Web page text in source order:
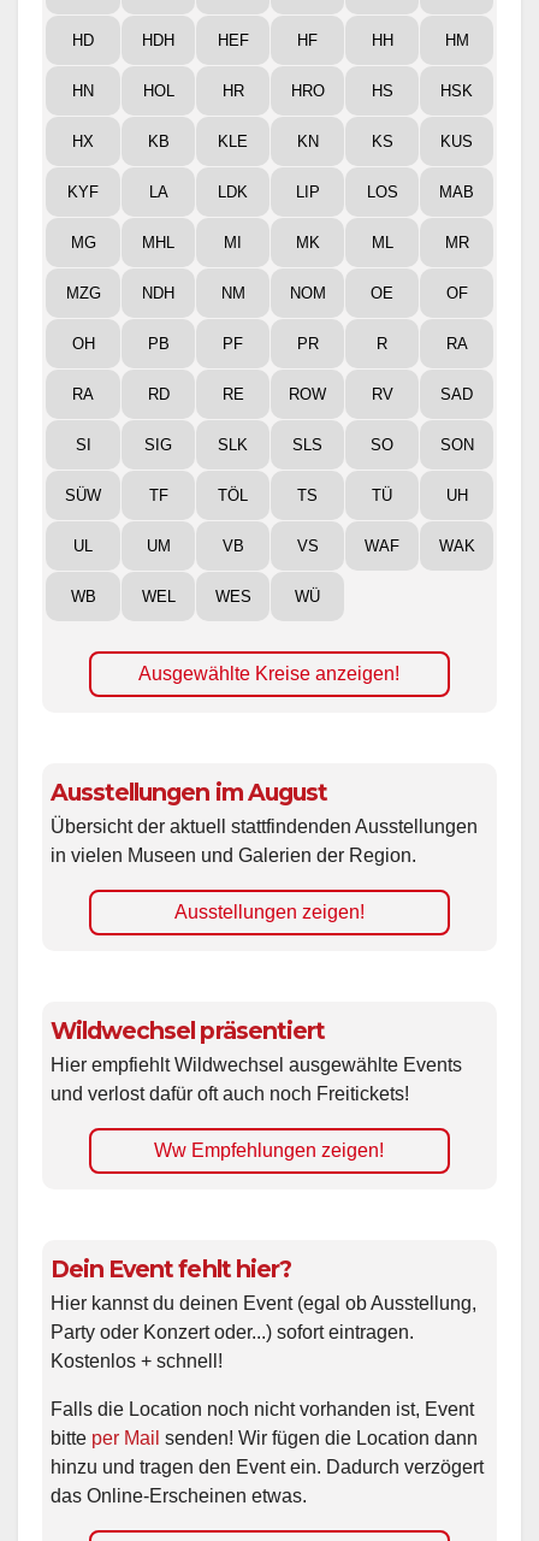
HD HDH HEF HF HH HM
HN HOL HR HRO HS HSK
HX KB KLE KN KS KUS
KYF LA LDK LIP LOS MAB
MG MHL MI MK ML MR
MZG NDH NM NOM OE OF
OH PB PF PR R RA
RA RD RE ROW RV SAD
SI SIG SLK SLS SO SON
SÜW TF TÖL TS TÜ UH
UL UM VB VS WAF WAK
WB WEL WES WÜ
Ausgewählte Kreise anzeigen!
Ausstellungen im August
Übersicht der aktuell stattfindenden Ausstellungen
in vielen Museen und Galerien der Region.
Ausstellungen zeigen!
Wildwechsel präsentiert
Hier empfiehlt Wildwechsel ausgewählte Events
und verlost dafür oft auch noch Freitickets!
Ww Empfehlungen zeigen!
Dein Event fehlt hier?
Hier kannst du deinen Event (egal ob Ausstellung,
Party oder Konzert oder...) sofort eintragen.
Kostenlos + schnell!
Falls die Location noch nicht vorhanden ist, Event
bitte per Mail senden! Wir fügen die Location dann
hinzu und tragen den Event ein. Dadurch verzögert
das Online-Erscheinen etwas.